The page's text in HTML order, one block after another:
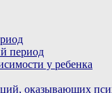
период
у ребенка
оказывающих